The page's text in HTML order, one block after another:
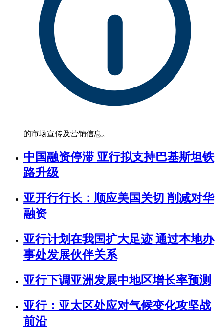
的市场宣传及营销信息。
中国融资停滞 亚行拟支持巴基斯坦铁
路升级
亚开行行长：顺应美国关切 削减对华
融资
亚行计划在我国扩大足迹 通过本地办
事处发展伙伴关系
亚行下调亚洲发展中地区增长率预测
亚行：亚太区处应对气候变化攻坚战
前沿